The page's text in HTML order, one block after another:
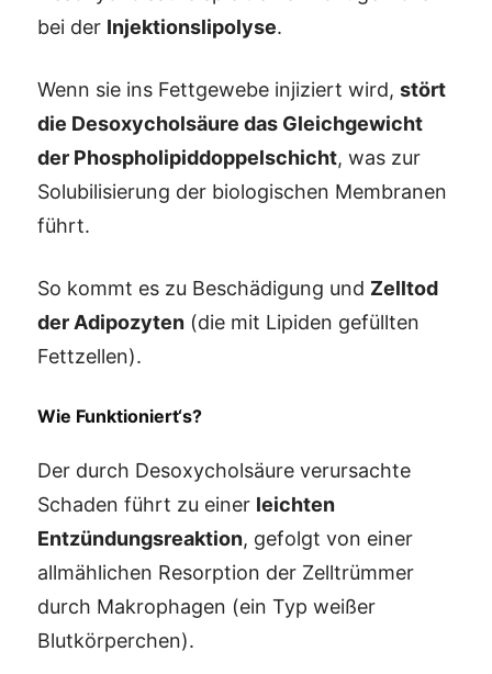
bei der Injektionslipolyse.
Wenn sie ins Fettgewebe injiziert wird, stört
die Desoxycholsäure das Gleichgewicht
der Phospholipiddoppelschicht, was zur
Solubilisierung der biologischen Membranen
führt.
So kommt es zu Beschädigung und Zelltod
der Adipozyten (die mit Lipiden gefüllten
Fettzellen).
Wie Funktioniert‘s?
Der durch Desoxycholsäure verursachte
Schaden führt zu einer leichten
Entzündungsreaktion, gefolgt von einer
allmählichen Resorption der Zelltrümmer
durch Makrophagen (ein Typ weißer
Blutkörperchen).